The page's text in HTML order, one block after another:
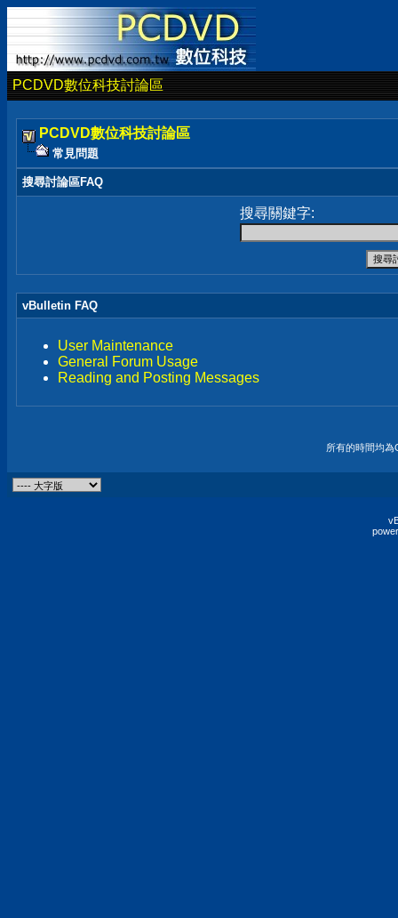
PCDVD數位科技討論區
PCDVD數位科技討論區
常見問題
搜尋討論區FAQ
搜尋關鍵字:
vBulletin FAQ
User Maintenance
General Forum Usage
Reading and Posting Messages
所有的時間均為